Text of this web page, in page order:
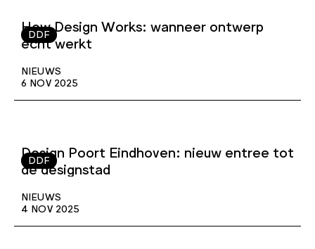
DDF
How Design Works: wanneer ontwerp
écht werkt
NIEUWS
6 NOV 2025
DDF
Design Poort Eindhoven: nieuw entree tot
de designstad
NIEUWS
4 NOV 2025